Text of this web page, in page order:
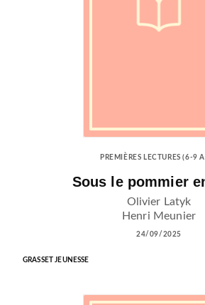
PREMIÈRES LECTURES (6-9
Sous le pommier
Olivier Latyk
Henri Meunier
24/09/2025
GRASSET JEUNESSE